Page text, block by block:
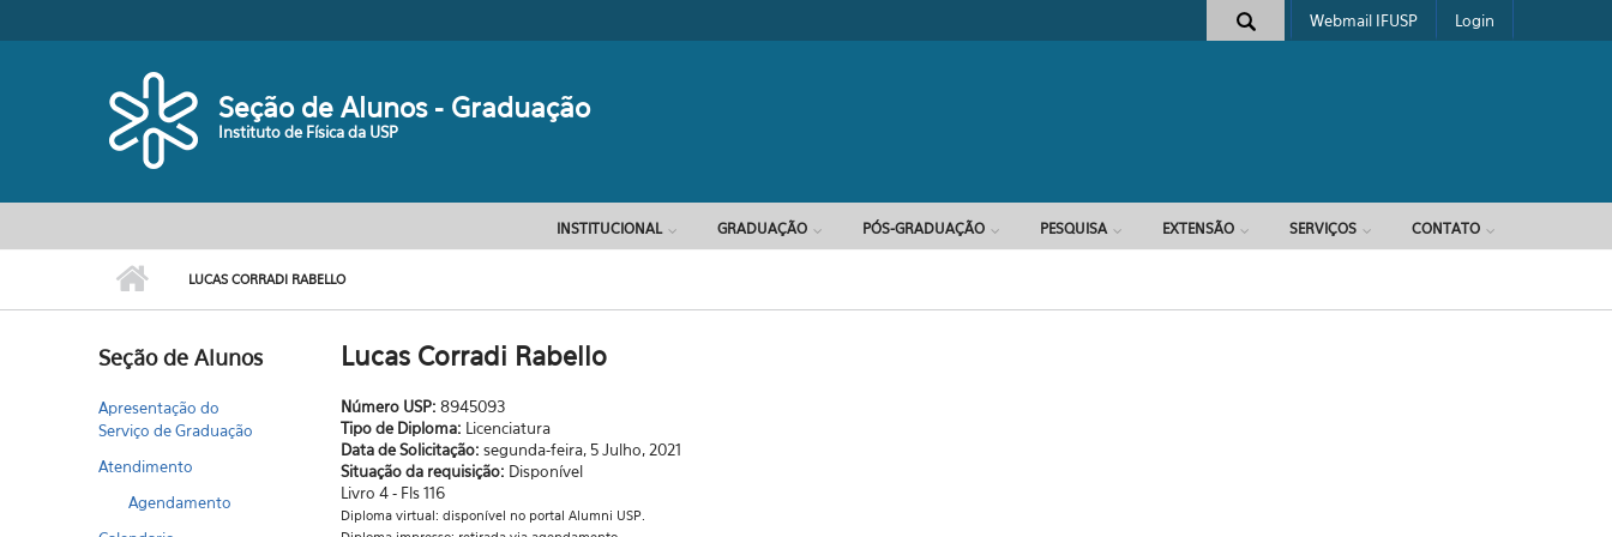
Formulário de busca
Webmail IFUSP Login
Seção de Alunos - Graduação
Instituto de Física da USP
INSTITUCIONAL GRADUAÇÃO PÓS-GRADUAÇÃO PESQUISA EXTENSÃO SERVIÇOS CONTATO
LUCAS CORRADI RABELLO
Seção de Alunos
Apresentação do
Serviço de Graduação
Atendimento
Agendamento
Lucas Corradi Rabello
Número USP: 8945093
Tipo de Diploma: Licenciatura
Data de Solicitação: segunda-feira, 5 Julho, 2021
Situação da requisição: Disponível
Livro 4 - Fls 116
Diploma virtual: disponível no portal Alumni USP.